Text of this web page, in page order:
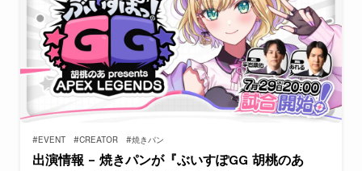
#EVENT #CREATOR #焼きパン
出演情報 – 焼きパンが『ぶいすぽGG 胡桃のあ